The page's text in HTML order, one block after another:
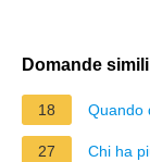
Domande simili
18 Quando
27 Chi ha